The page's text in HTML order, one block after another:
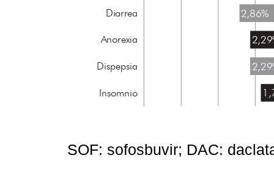
SOF: sofosbuvir; DAC: